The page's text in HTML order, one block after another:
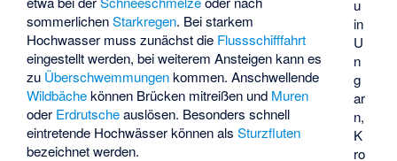
u
in
U
n
g
ar
n,
K
ro
sommerlichenStarkregen. Bei starkem
Hochwasser muss zunächst die Flussschifffahrt
eingestellt werden, bei weiterem Ansteigen kann es
zu Überschwemmungenkommen. Anschwellende
Wildbächekönnen Brücken mitreißen und Muren
oder Erdrutscheauslösen. Besonders schnell
eintretende Hochwässer können alsSturzfluten
bezeichnet werden.